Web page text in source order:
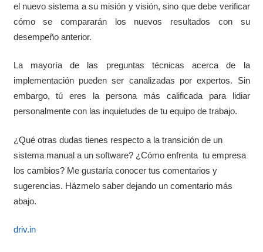
el nuevo sistema a su misión y visión, sino que debe verificar
cómo se compararán los nuevos resultados con su
desempeño anterior.
La mayoría de las preguntas técnicas acerca de la
implementación pueden ser canalizadas por expertos. Sin
embargo, tú eres la persona más calificada para lidiar
personalmente con las inquietudes de tu equipo de trabajo.
¿Qué otras dudas tienes respecto a la transición de un
sistema manual a un software? ¿Cómo enfrenta tu empresa
los cambios? Me gustaría conocer tus comentarios y
sugerencias. Házmelo saber dejando un comentario más
abajo.
driv.in